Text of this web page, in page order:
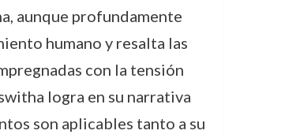
aunque profundamente
humano y resalta las
con la tensión
logra en su narrativa
son aplicables tanto a su